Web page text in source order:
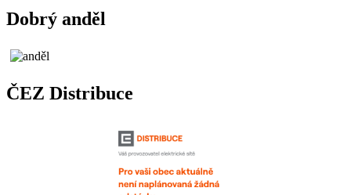
Dobrý anděl
ČEZ Distribuce